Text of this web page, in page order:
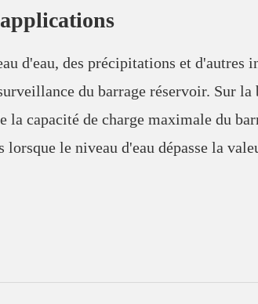
d'eau, des précipitations et d'autres
du barrage réservoir. Sur la
la capacité de charge maximale du
lorsque le niveau d'eau dépasse la